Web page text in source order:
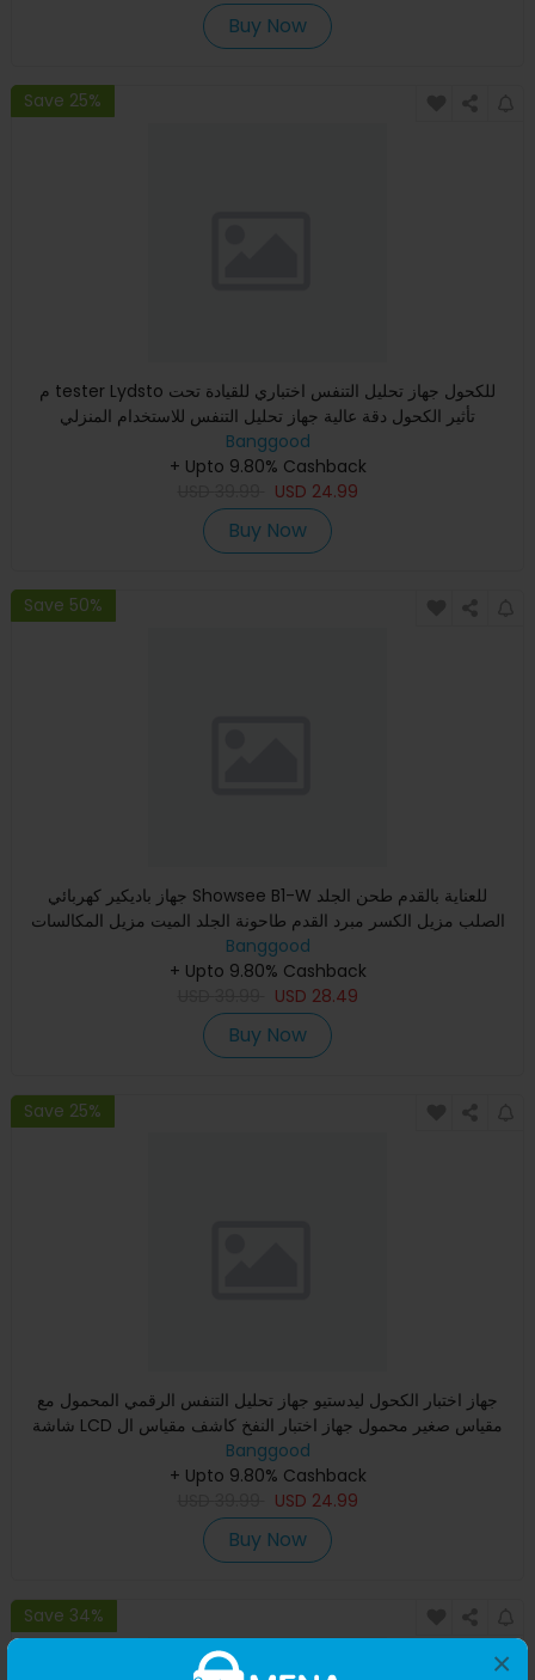
×
Buy Now
Save 25%
م tester Lydsto للكحول جهاز تحليل التنفس اختباري للقيادة تحت
تأثير الكحول دقة عالية جهاز تحليل التنفس للاستخدام المنزلي
Banggood
+ Upto 9.80% Cashback
USD 24.99
Buy Now
Save 50%
جهاز باديكير كهربائي Showsee B1-W للعناية بالقدم طحن الجلد
الصلب مزيل الكسر مبرد القدم طاحونة الجلد الميت مزيل المكالسات
Banggood
+ Upto 9.80% Cashback
USD 28.49
Buy Now
Save 25%
جهاز اختبار الكحول ليدستيو جهاز تحليل التنفس الرقمي المحمول مع
شاشة LCD مقياس صغير محمول جهاز اختبار النفخ كاشف مقياس ال
Banggood
+ Upto 9.80% Cashback
USD 24.99
Buy Now
Save 34%